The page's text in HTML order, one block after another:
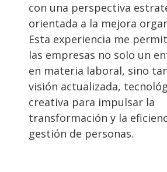
con una perspectiva
orientada a la mejora
Esta experiencia me
las empresas no solo un
en materia laboral, sino
visión actualizada,
creativa para impulsar la
transformación y la
gestión de personas.